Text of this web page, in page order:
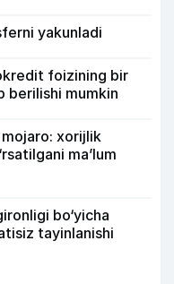
yakunladi
foizining bir
berilishi mumkin
xorijlik
ma’lum
bo‘yicha
tayinlanishi